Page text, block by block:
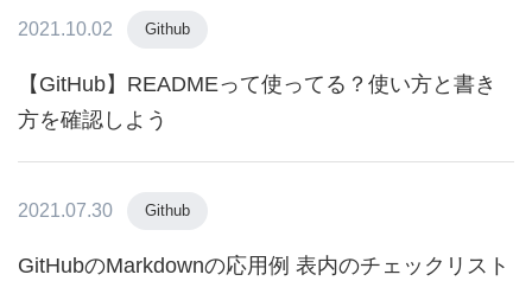
2021.10.02 Github
【GitHub】READMEって使ってる？使い方と書き
方を確認しよう
2021.07.30 Github
GitHubのMarkdownの応用例 表内のチェックリスト